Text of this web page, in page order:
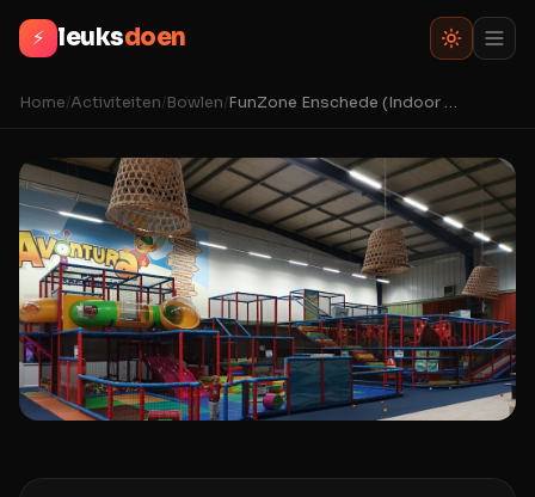
⚡ leuksdoen
Home/Activiteiten/Bowlen/ FunZone Enschede (Indoor Speeltuin, Trampolinepark, Glow Minigolf & Fun Bowling)